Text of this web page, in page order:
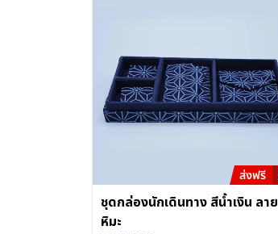
ชุดกล่องนักเดินทาง สีน้ำเงิน ลาย
หิมะ